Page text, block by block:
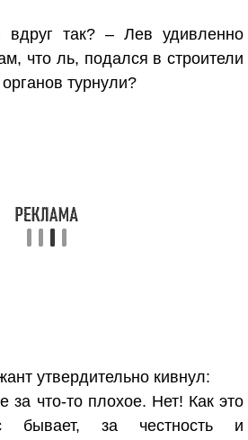
так? – Лев удивленно
что ль, подался в строители
турнули?
утвердительно кивнул:
что-то плохое. Нет! Как это
бывает, за честность и